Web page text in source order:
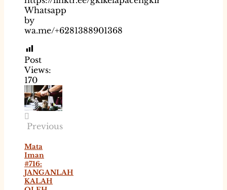
Whatsapp
by
wa.me/+6281388901368
Post
Views:
170
Previous
Mata
Iman
#716:
JANGANLAH
KALAH